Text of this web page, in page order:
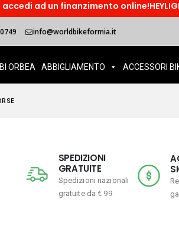
online!HEYLIGHT. Paga
info@worldbikeformia.it
ORBEA ABBIGLIAMENTO ACCESSORI
SPEDIZIONI
GRATUITE
Spedizioni nazionali
gratuite da € 99